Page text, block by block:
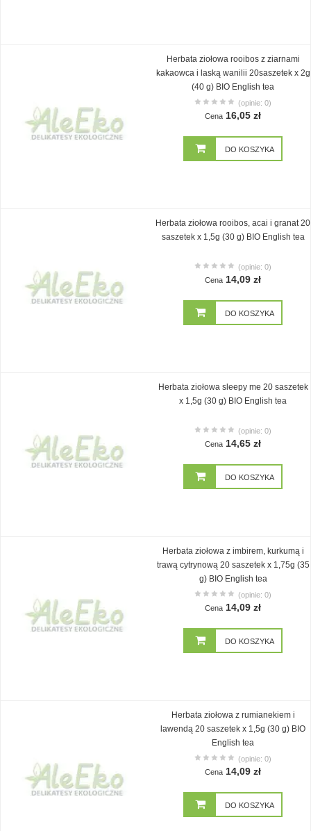
Herbata ziołowa rooibos z ziarnami
kakaowca i laską wanilii 20saszetek x 2g
(40 g) BIO English tea
(opinie: 0)
Cena 16,05 zł
DO KOSZYKA
Herbata ziołowa rooibos, acai i granat 20
saszetek x 1,5g (30 g) BIO English tea
(opinie: 0)
Cena 14,09 zł
DO KOSZYKA
Herbata ziołowa sleepy me 20 saszetek
x 1,5g (30 g) BIO English tea
(opinie: 0)
Cena 14,65 zł
DO KOSZYKA
Herbata ziołowa z imbirem, kurkumą i
trawą cytrynową 20 saszetek x 1,75g (35
g) BIO English tea
(opinie: 0)
Cena 14,09 zł
DO KOSZYKA
Herbata ziołowa z rumianekiem i
lawendą 20 saszetek x 1,5g (30 g) BIO
English tea
(opinie: 0)
Cena 14,09 zł
DO KOSZYKA